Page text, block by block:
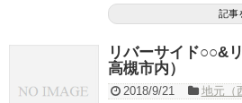
記事
リバーサイド○○&
高槻市内）
2018/9/21
地元（